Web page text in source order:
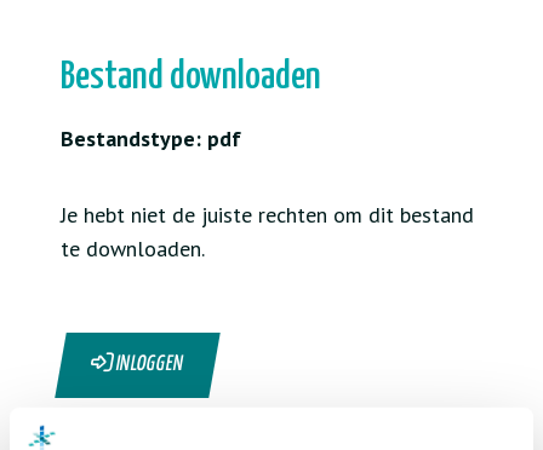
Bestand downloaden
Bestandstype: pdf
Je hebt niet de juiste rechten om dit bestand
te downloaden.
INLOGGEN